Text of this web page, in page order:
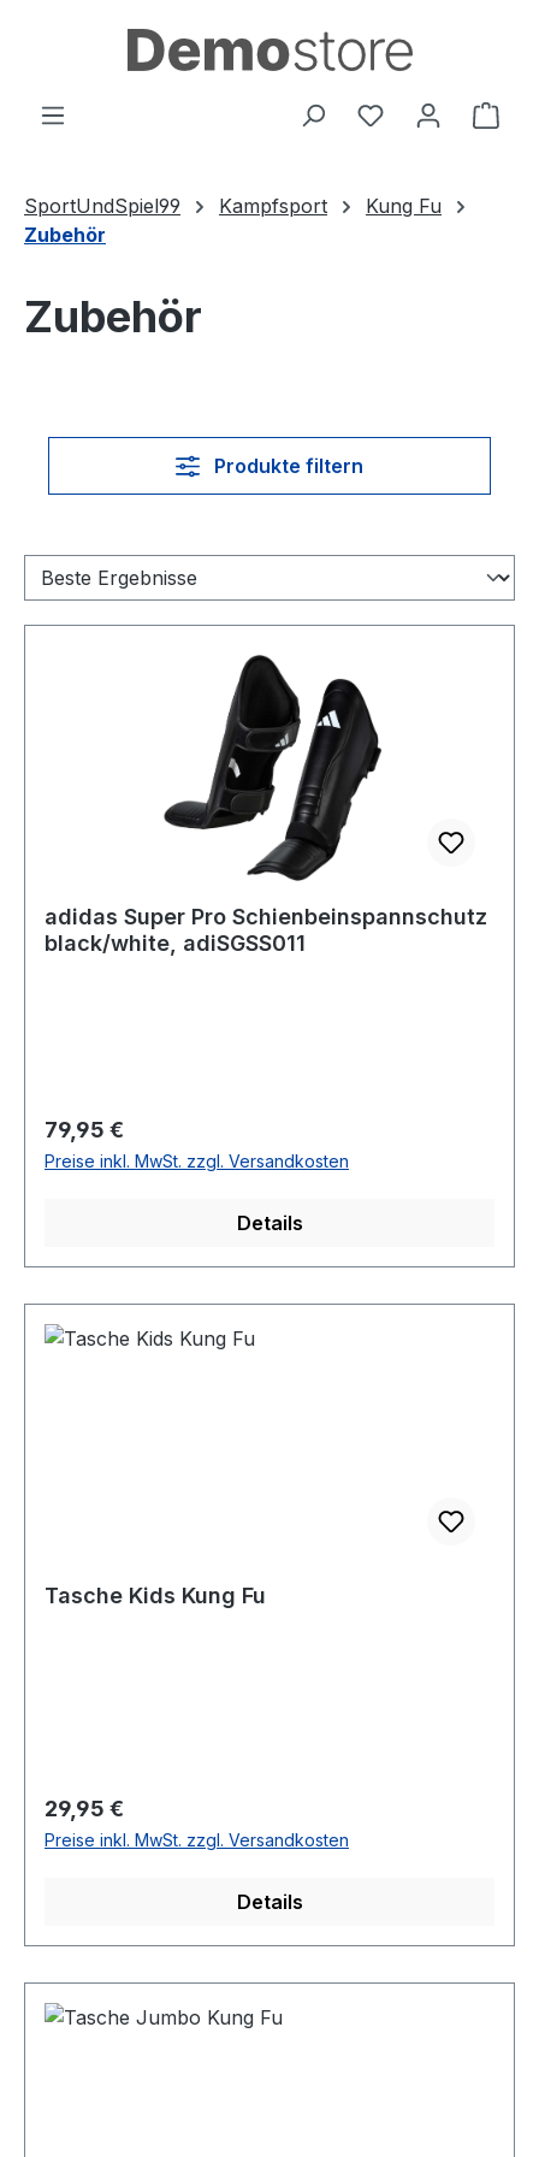
Zum Hauptinhalt springen
Du hast 0
SportUndSpiel99 Kampfsport
Kung Fu
Zubehör
Zubehör
Produkte filtern
adidas Super Pro Schienbeinspannschutz
black/white, adiSGSS011
Regulärer Preis:
79,95 €
Preise inkl. MwSt. zzgl. Versandkosten
Details
Tasche Kids Kung Fu
Regulärer Preis:
29,95 €
Preise inkl. MwSt. zzgl. Versandkosten
Details